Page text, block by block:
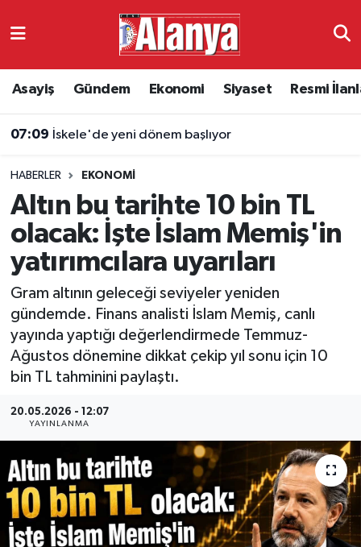
Asayiş Gündem Ekonomi Siyaset Resmi
07:09 İskele'de yeni dönem başlıyor
HABERLER EKONOMI
Altın bu tarihte 10 bin TL
olacak: İşte İslam Memiş'in
yatırımcılara uyarıları
Gram altının geleceği seviyeler yeniden
gündemde. Finans analisti İslam Memiş, canlı
yayında yaptığı değerlendirmede Temmuz-
Ağustos dönemine dikkat çekip yıl sonu için 10
bin TL tahminini paylaştı.
20.05.2026 - 12:07
YAYINLANMA
Ekonomi
Resmi İlanlar
Alanyaspor
Turizm
E-Gazete
Antalya Namaz Vakitleri
Süper Lig Puan Durumu ve Fikstür
Tüm Manşetler
Son Dakika Haberleri
Haber Arşivi